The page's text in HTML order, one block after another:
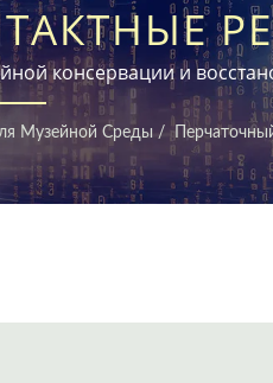
консервации и
Музейной Среды /